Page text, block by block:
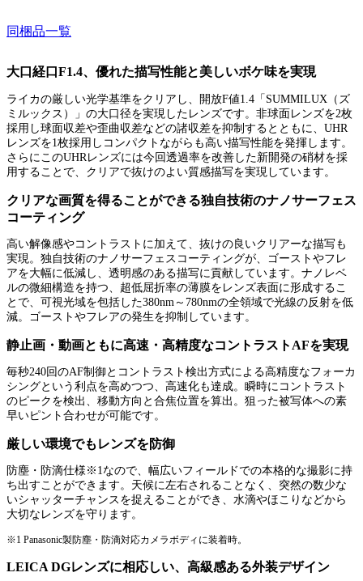
同梱品一覧
大口経口F1.4、優れた描写性能と美しいボケ味を実現
ライカの厳しい光学基準をクリアし、開放F値1.4「SUMMILUX（ズ
ミルックス）」の大口径を実現したレンズです。非球面レンズを2枚
採用し球面収差や歪曲収差などの諸収差を抑制するとともに、UHR
レンズを1枚採用しコンパクトながらも高い描写性能を発揮します。
さらにこのUHRレンズには今回透過率を改善した新開発の硝材を採
用することで、クリアで抜けのよい質感描写を実現しています。
クリアな画質を得ることができる独自技術のナノサーフェス
コーティング
高い解像感やコントラストに加えて、抜けの良いクリアーな描写も
実現。独自技術のナノサーフェスコーティングが、ゴーストやフレ
アを大幅に低減し、透明感のある描写に貢献しています。ナノレベ
ルの微細構造を持つ、超低屈折率の薄膜をレンズ表面に形成するこ
とで、可視光域を包括した380nm～780nmの全領域で光線の反射を低
減。ゴーストやフレアの発生を抑制しています。
静止画・動画ともに高速・高精度なコントラストAFを実現
毎秒240回のAF制御とコントラスト検出方式による高精度なフォーカ
シングという利点を高めつつ、高速化も達成。瞬時にコントラスト
のピークを検出、移動方向と合焦位置を算出。狙った被写体への素
早いピント合わせが可能です。
厳しい環境でもレンズを防御
防塵・防滴仕様※1なので、幅広いフィールドでの本格的な撮影に持
ち出すことができます。天候に左右されることなく、突然の数少な
いシャッターチャンスを捉えることができ、水滴やほこりなどから
大切なレンズを守ります。
※1 Panasonic製防塵・防滴対応カメラボディに装着時。
LEICA DGレンズに相応しい、高級感ある外装デザイン